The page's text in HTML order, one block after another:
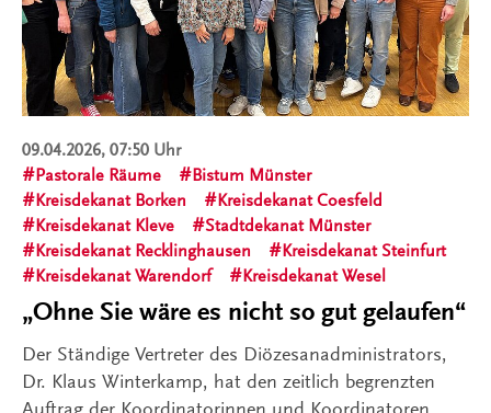
09.04.2026, 07:50 Uhr
Pastorale Räume
Bistum Münster
Kreisdekanat Borken
Kreisdekanat Coesfeld
Kreisdekanat Kleve
Stadtdekanat Münster
Kreisdekanat Recklinghausen
Kreisdekanat Steinfurt
Kreisdekanat Warendorf
Kreisdekanat Wesel
„Ohne Sie wäre es nicht so gut gelaufen“
Der Ständige Vertreter des Diözesanadministrators,
Dr. Klaus Winterkamp, hat den zeitlich begrenzten
Auftrag der Koordinatorinnen und Koordinatoren